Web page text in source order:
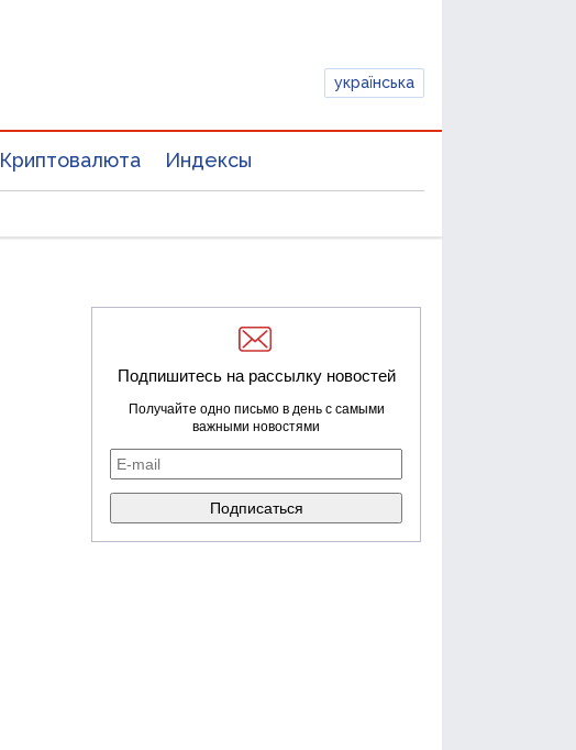
українська
Криптовалюта Индексы
Подпишитесь на рассылку новостей
Получайте одно письмо в день с самыми
важными новостями